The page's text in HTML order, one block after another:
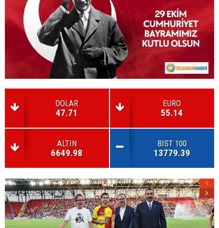
DOLAR
47.71
EURO
55.14
ALTIN
6649.98
BIST 100
13779.39